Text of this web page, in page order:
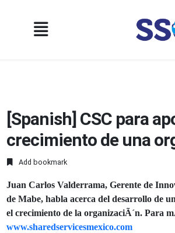
[Spanish] CSC para
crecimiento de una
Add bookmark
Juan Carlos Valderrama, Gerente de
de Mabe, habla acerca del desarrollo de
el crecimiento de la organizaciÃ´n. Para
www.sharedservicesmexico.com